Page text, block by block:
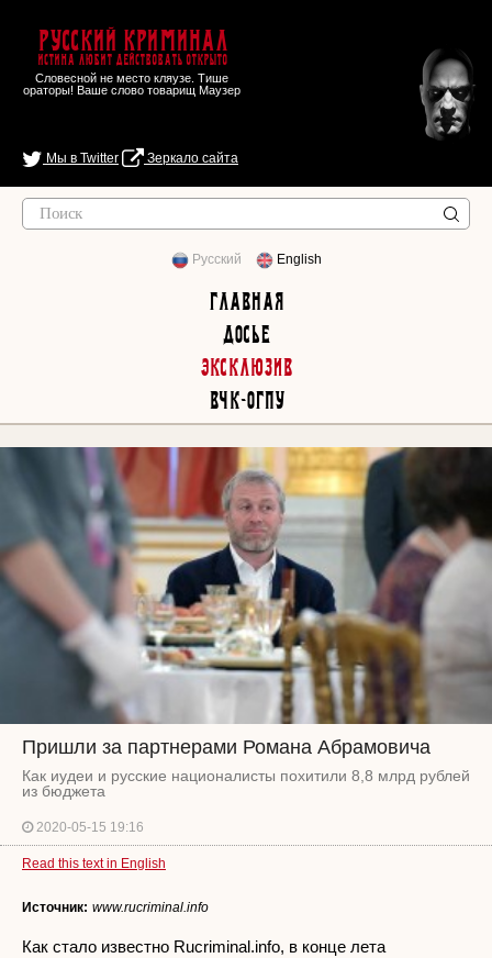
Русский Криминал
Истина любит действовать открыто
Словесной не место кляузе. Тише
ораторы! Ваше слово товарищ Маузер
Мы в Twitter Зеркало сайта
Русский English
Главная
Досье
Эксклюзив
ВЧК-ОГПУ
Пришли за партнерами Романа Абрамовича
Как иудеи и русские националисты похитили 8,8 млрд рублей
из бюджета
2020-05-15 19:16
Read this text in English
Источник: www.rucriminal.info
Как стало известно Rucriminal.info, в конце лета